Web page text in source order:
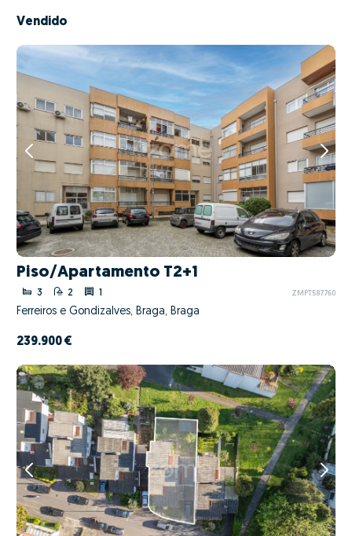
Vendido
Piso/Apartamento T2+1
3 2 1 ZMPT587760
Ferreiros e Gondizalves, Braga, Braga
239.900 €